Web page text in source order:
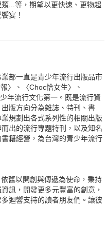
...等，期望以更快速、更物超
宴！
部一直是青少年流行出版品市
〉、〈Choc恰女生〉、
年流行文化第一。既是流行資
版方向分為雜誌、特刊、書
規劃出各式系列性的相關出版
出的流行專題特刊，以及知名
籍經營，為台灣的青少年流行
舊以開創與傳遞為使命，秉持
訊，開發更多元豐富的創意，
迴響支持的讀者朋友們。讓彼